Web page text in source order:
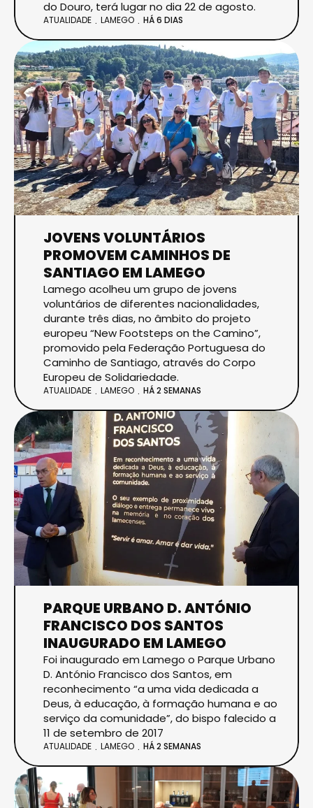
do Douro, terá lugar no dia 22 de agosto.
ATUALIDADE LAMEGO HÁ 6 DIAS
JOVENS VOLUNTÁRIOS
PROMOVEM CAMINHOS DE
SANTIAGO EM LAMEGO
Lamego acolheu um grupo de jovens
voluntários de diferentes nacionalidades,
durante três dias, no âmbito do projeto
europeu “New Footsteps on the Camino”,
promovido pela Federação Portuguesa do
Caminho de Santiago, através do Corpo
Europeu de Solidariedade.
ATUALIDADE LAMEGO HÁ 2 SEMANAS
PARQUE URBANO D. ANTÓNIO
FRANCISCO DOS SANTOS
INAUGURADO EM LAMEGO
Foi inaugurado em Lamego o Parque Urbano
D. António Francisco dos Santos, em
reconhecimento “a uma vida dedicada a
Deus, à educação, à formação humana e ao
serviço da comunidade”, do bispo falecido a
11 de setembro de 2017
ATUALIDADE LAMEGO HÁ 2 SEMANAS